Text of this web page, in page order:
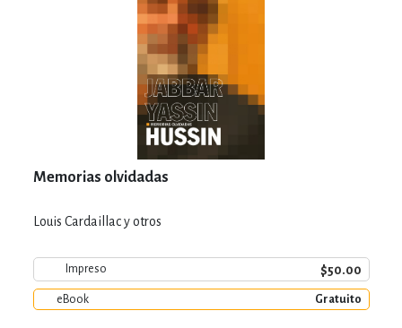
Memorias olvidadas
Louis Cardaillac y otros
Impreso $50.00
eBook Gratuito